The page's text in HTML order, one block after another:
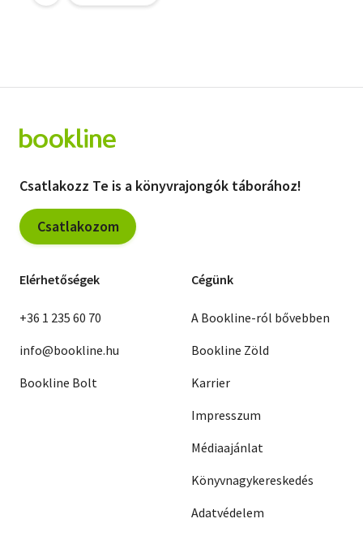
Csatlakozz Te is a könyvrajongók táborához!
Csatlakozom
Elérhetőségek
+36 1 235 60 70
info@bookline.hu
Bookline Bolt
Cégünk
A Bookline-ról bővebben
Bookline Zöld
Karrier
Impresszum
Médiaajánlat
Könyvnagykereskedés
Adatvédelem